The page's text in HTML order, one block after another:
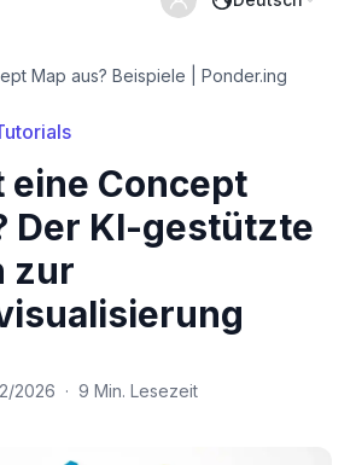
Map aus? Beispiele | Ponder.ing
eine Concept
Der KI-gestützte
zur
2026 · 9 Min. Lesezeit